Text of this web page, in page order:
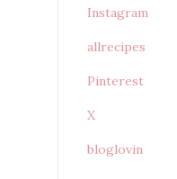
Instagram
allrecipes
Pinterest
X
bloglovin